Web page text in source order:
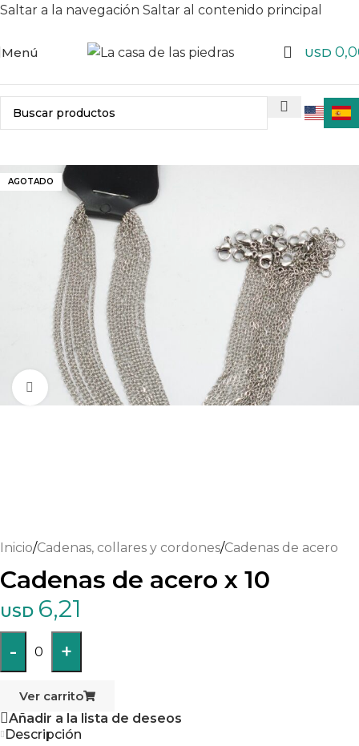
Saltar a la navegación Saltar al contenido principal
Menú USD
AGOTADO
Haga clic para ampliar
Inicio/Cadenas, collares y cordones/Cadenas de acero
Cadenas de acero x 10
USD 6,21
- 0 +
Ver carrito
Añadir a la lista de deseos
Descripción